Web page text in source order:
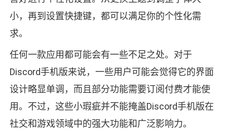
小，再到设置快捷键，都可以满足你的个性化需
求。
任何一款应用都可能会有一些不足之处。对于
Discord手机版来说，一些用户可能会觉得它的界面
设计略显单调，而且部分功能需要订阅付费才能使
用。不过，这些小瑕疵并不能掩盖Discord手机版在
社交和游戏领域中的强大功能和广泛影响力。